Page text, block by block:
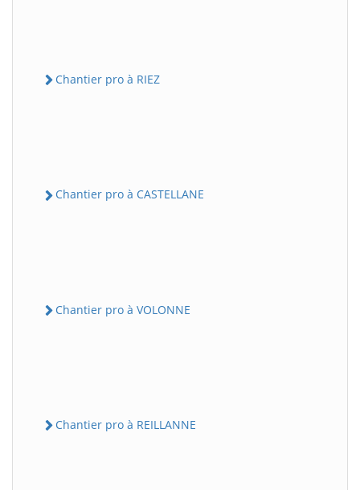
Chantier pro à RIEZ
Chantier pro à CASTELLANE
Chantier pro à VOLONNE
Chantier pro à REILLANNE